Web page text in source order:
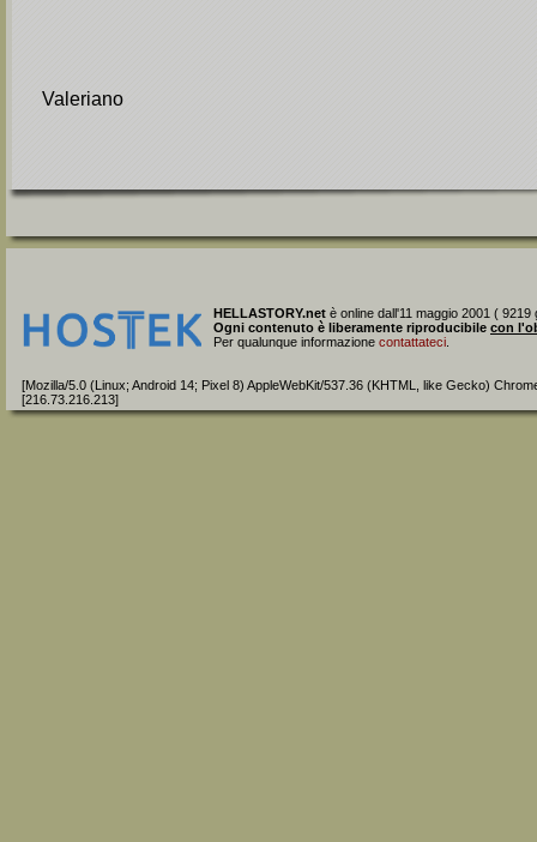
Valeriano
HELLASTORY.net è online dall'11 maggio 2001 ( 9219
Ogni contenuto è liberamente riproducibile con
Per qualunque informazione contattateci.
[Mozilla/5.0 (Linux; Android 14; Pixel 8) AppleWebKit/537.36 (KHTML, like Gecko)
[216.73.216.213]